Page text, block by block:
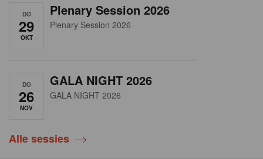
DO
29
OKT
Plenary Session 2026
Plenary Session 2026
DO
26
NOV
GALA NIGHT 2026
GALA NIGHT 2026
Alle sessies